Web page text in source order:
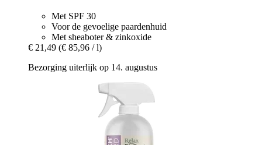
Met SPF 30
Voor de gevoelige paardenhuid
Met sheaboter & zinkoxide
€ 21,49 (€ 85,96 / l)
Bezorging uiterlijk op 14. augustus